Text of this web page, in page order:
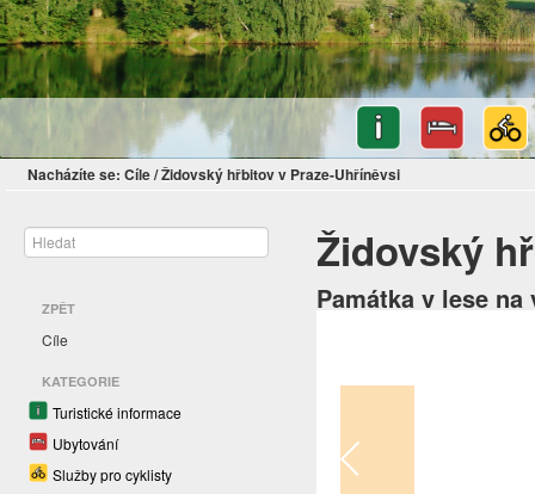
Nacházíte se: Cíle/Židovský hřbitov v Praze-Uhříněvsi
ZPĚT
Cíle
KATEGORIE
Turistické informace
Ubytování
Služby pro cyklisty
Židovský
Památka v lese